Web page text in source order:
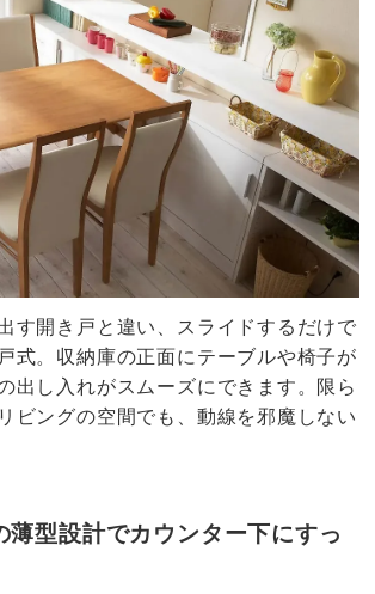
す開き戸と違い、スライドするだけで
式。収納庫の正面にテーブルや椅子が
出し入れがスムーズにできます。限ら
ビングの空間でも、動線を邪魔しない
型設計でカウンター下にすっ